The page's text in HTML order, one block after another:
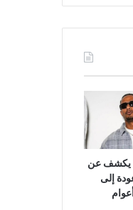
يكشف عن
إلى